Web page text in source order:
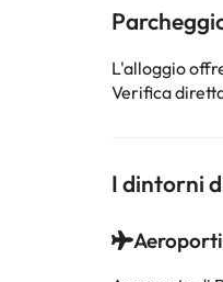
L'alloggio
Verifica
I dintorni